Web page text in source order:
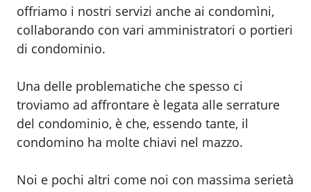
offriamo i nostri servizi anche ai condomìni,
collaborando con vari amministratori o portieri
di condominio.
Una delle problematiche che spesso ci
troviamo ad affrontare è legata alle serrature
del condominio, è che, essendo tante, il
condomino ha molte chiavi nel mazzo.
Noi e pochi altri come noi con massima serietà